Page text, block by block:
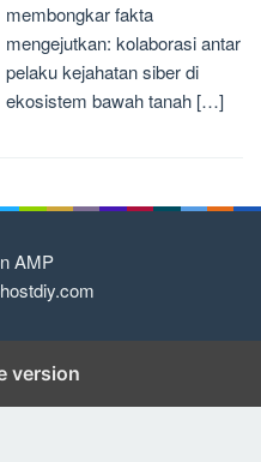
membongkar fakta
mengejutkan: kolaborasi antar
pelaku kejahatan siber di
ekosistem bawah tanah […]
AMP
version